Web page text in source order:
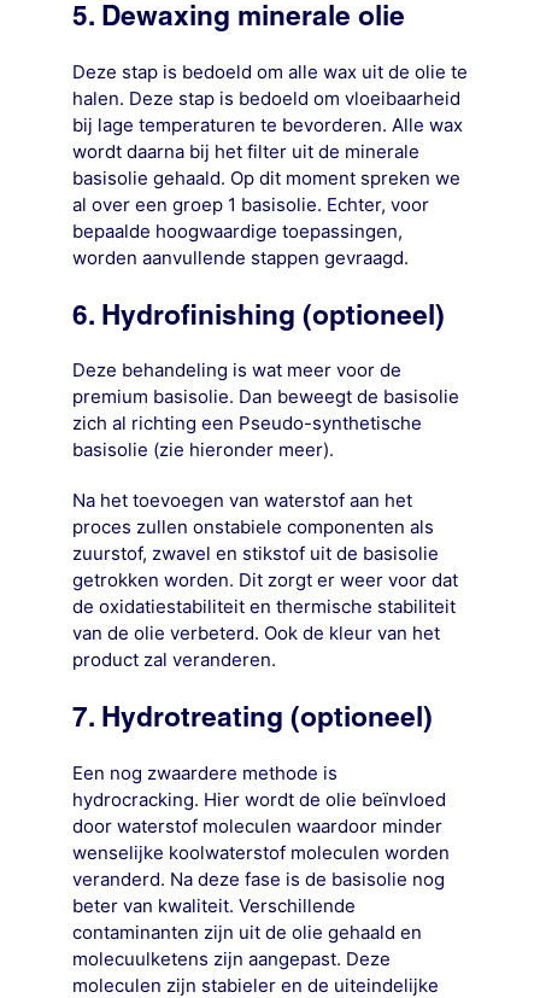
5. Dewaxing minerale olie
Deze stap is bedoeld om alle wax uit de olie te
halen. Deze stap is bedoeld om vloeibaarheid
bij lage temperaturen te bevorderen. Alle wax
wordt daarna bij het filter uit de minerale
basisolie gehaald. Op dit moment spreken we
al over een groep 1 basisolie. Echter, voor
bepaalde hoogwaardige toepassingen,
worden aanvullende stappen gevraagd.
6. Hydrofinishing (optioneel)
Deze behandeling is wat meer voor de
premium basisolie. Dan beweegt de basisolie
zich al richting een Pseudo-synthetische
basisolie (zie hieronder meer).
Na het toevoegen van waterstof aan het
proces zullen onstabiele componenten als
zuurstof, zwavel en stikstof uit de basisolie
getrokken worden. Dit zorgt er weer voor dat
de oxidatiestabiliteit en thermische stabiliteit
van de olie verbeterd. Ook de kleur van het
product zal veranderen.
7. Hydrotreating (optioneel)
Een nog zwaardere methode is
hydrocracking. Hier wordt de olie beïnvloed
door waterstof moleculen waardoor minder
wenselijke koolwaterstof moleculen worden
veranderd. Na deze fase is de basisolie nog
beter van kwaliteit. Verschillende
contaminanten zijn uit de olie gehaald en
molecuulketens zijn aangepast. Deze
moleculen zijn stabieler en de uiteindelijke